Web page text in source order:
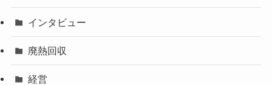
インタビュー
廃熱回収
経営